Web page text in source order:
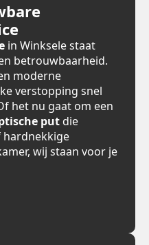
in Winksele staat
betrouwbaarheid.
moderne
verstopping snel
het nu gaat om een
put die
hardnekkige
wij staan voor je